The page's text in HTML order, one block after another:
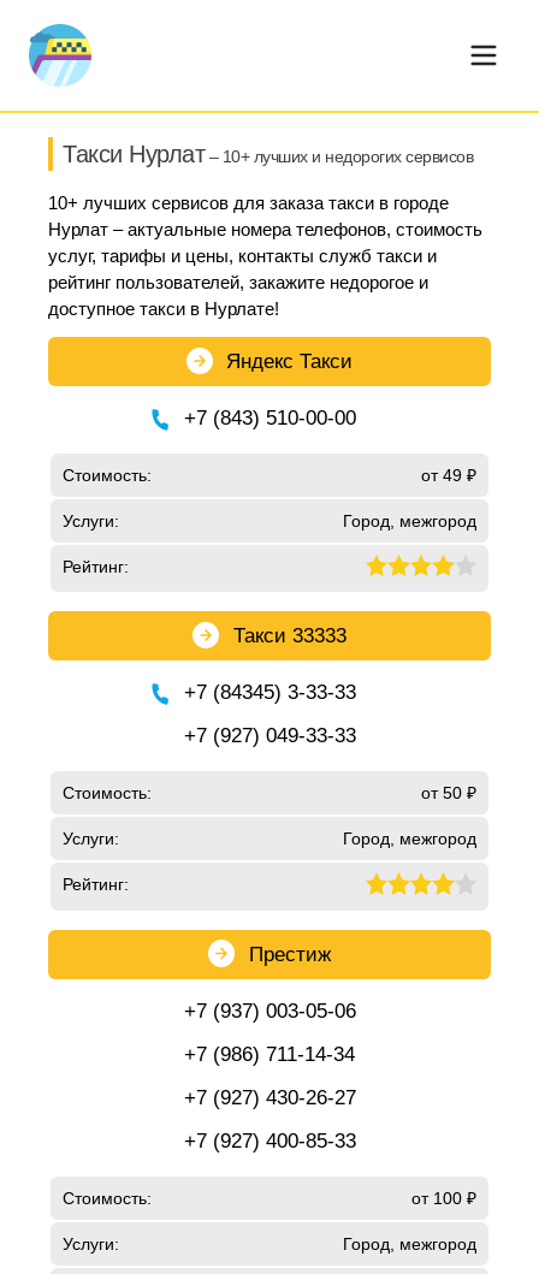
Такси Нурлат– 10+ лучших и недорогих сервисов
10+ лучших сервисов для заказа такси в городе
Нурлат – актуальные номера телефонов, стоимость
услуг, тарифы и цены, контакты служб такси и
рейтинг пользователей, закажите недорогое и
доступное такси в Нурлате!
Яндекс Такси
+7 (843) 510-00-00
Стоимость: от 49 ₽
Услуги: Город, межгород
Рейтинг:
Такси 33333
+7 (84345) 3-33-33
+7 (927) 049-33-33
Стоимость: от 50 ₽
Услуги: Город, межгород
Рейтинг:
Престиж
+7 (937) 003-05-06
+7 (986) 711-14-34
+7 (927) 430-26-27
+7 (927) 400-85-33
Стоимость: от 100 ₽
Услуги: Город, межгород